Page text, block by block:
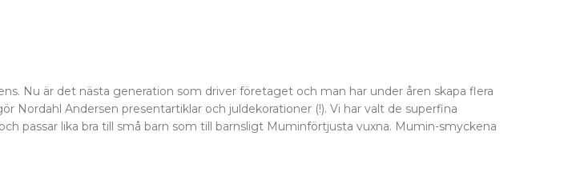
Nu är det nästa generation som driver företaget och man har under åren skapa flera
Nordahl Andersen presentartiklar och juldekorationer (!). Vi har valt de superfina
passar lika bra till små barn som till barnsligt Muminförtjusta vuxna. Mumin-smyckena